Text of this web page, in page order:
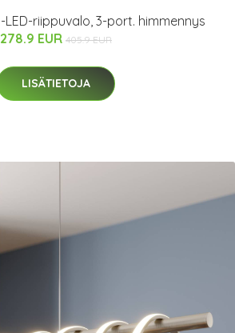
LED-riippuvalo, 3-port. himmennys
278.9 EUR 405.9 EUR
LISÄTIETOJA